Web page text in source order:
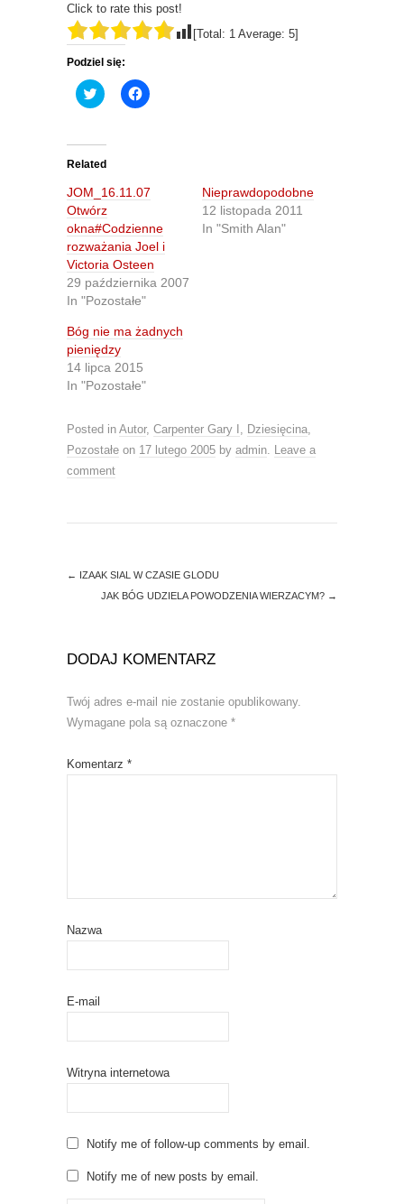
Click to rate this post!
[Total: 1 Average: 5]
Podziel się:
C
l
t
o
s
h
a
r
e
o
n
T
w
i
t
t
r
(
O
p
e
n
n
e
w
w
i
w
C
l
h
a
o
n
F
a
c
e
b
o
k
e
n
n
e
o
Related
JOM_16.11.07
Otwórz
okna#Codzienne
rozważania Joel i
Victoria Osteen
29 października 2007
In "Pozostałe"
Nieprawdopodobne
12 listopada 2011
In "Smith Alan"
Bóg nie ma żadnych
pieniędzy
14 lipca 2015
In "Pozostałe"
Posted in Autor, Carpenter Gary I , Dziesięcina,
Pozostałe on 17 lutego 2005 by admin. Leave a
comment
← IZAAK SIAL W CZASIE GLODU
JAK BÓG UDZIELA POWODZENIA WIERZACYM? →
DODAJ KOMENTARZ
Twój adres e-mail nie zostanie opublikowany.
Wymagane pola są oznaczone *
Komentarz *
Nazwa
E-mail
Witryna internetowa
Notify me of follow-up comments by email.
Notify me of new posts by email.